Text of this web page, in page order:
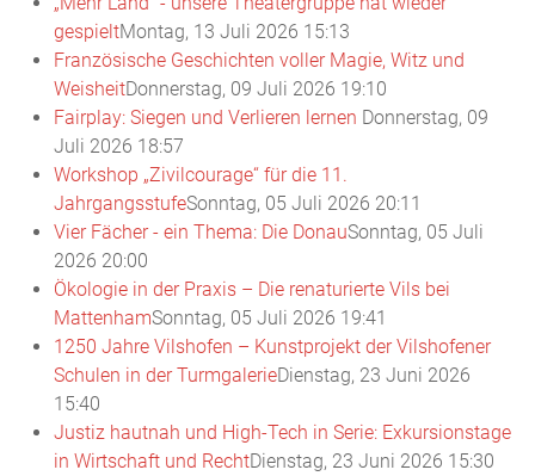
gespieltMontag, 13 Juli 2026 15:13
Französische Geschichten voller Magie, Witz und
WeisheitDonnerstag, 09 Juli 2026 19:10
Fairplay: Siegen und Verlieren lernen Donnerstag, 09
Juli 2026 18:57
Workshop „Zivilcourage“ für die 11.
JahrgangsstufeSonntag, 05 Juli 2026 20:11
Vier Fächer - ein Thema: Die DonauSonntag, 05 Juli
2026 20:00
Ökologie in der Praxis – Die renaturierte Vils bei
MattenhamSonntag, 05 Juli 2026 19:41
1250 Jahre Vilshofen – Kunstprojekt der Vilshofener
Schulen in der TurmgalerieDienstag, 23 Juni 2026
15:40
Justiz hautnah und High-Tech in Serie: Exkursionstage
in Wirtschaft und RechtDienstag, 23 Juni 2026 15:30